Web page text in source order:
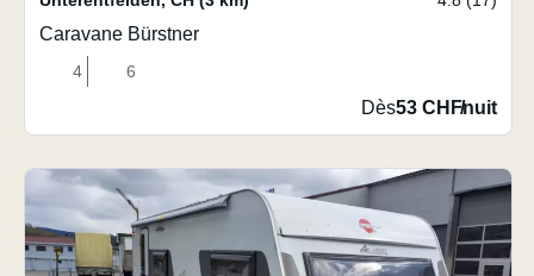
Caravane Bürstner
4 6
Dès53 CHF/nuit